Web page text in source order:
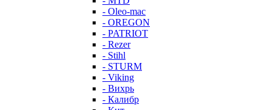
- Oleo-mac
- OREGON
- PATRIOT
- Rezer
- Stihl
- STURM
- Viking
- Вихрь
- Калибр